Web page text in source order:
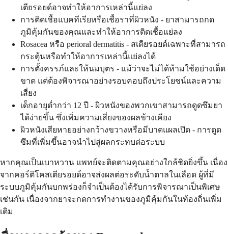
เตียรอยด์อาจทำให้อาการเหล่านี้แย่ลง
การติดเชื้อแบคทีเรียหรือเชื้อราที่ผิวหนัง - ยาสามารถกด
ภูมิคุ้มกันของคุณและทำให้อาการติดเชื้อแย่ลง
Rosacea หรือ perioral dermatitis - สเตียรอยด์เฉพาะที่สามารถ
กระตุ้นหรือทำให้อาการเหล่านี้แย่ลงได้
การตั้งครรภ์และให้นมบุตร - แม้ว่าจะไม่ได้ห้ามใช้อย่างเด็ด
ขาด แต่ต้องพิจารณาอย่างรอบคอบถึงประโยชน์และความ
เสี่ยง
เด็กอายุต่ำกว่า 12 ปี - ผิวหนังของพวกเขาสามารถดูดซึมยา
ได้ง่ายขึ้น ซึ่งเพิ่มความเสี่ยงของผลข้างเคียง
ผิวหนังเสียหายอย่างกว้างขวางหรือมีบาดแผลเปิด - การดูด
ซึมที่เพิ่มขึ้นอาจนำไปสู่ผลกระทบต่อระบบ
หากคุณเป็นเบาหวาน แพทย์จะติดตามคุณอย่างใกล้ชิดยิ่งขึ้น เนื่อง
จากคอร์ติโคสเตียรอยด์อาจส่งผลต่อระดับน้ำตาลในเลือด ผู้ที่มี
ระบบภูมิคุ้มกันบกพร่องก็จำเป็นต้องได้รับการพิจารณาเป็นพิเศษ
เช่นกัน เนื่องจากยาจะกดการทำงานของภูมิคุ้มกันในท้องถิ่นเพิ่ม
เติม